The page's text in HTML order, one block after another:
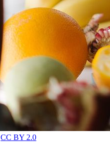
CC BY 2.0